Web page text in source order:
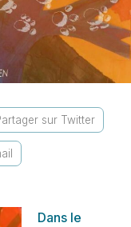
sur Twitter
Dans le